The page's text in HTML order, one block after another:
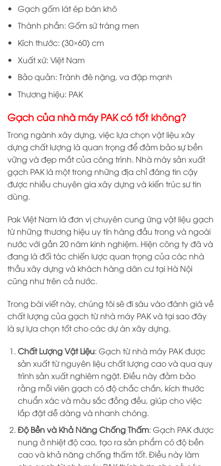
Gạch gốm lát ép bán khô
Thành phần: Gốm sứ tráng men
Kích thước: (30×60) cm
Xuất xứ: Việt Nam
Bảo quản: Tránh đè nặng, va đập mạnh
Thương hiệu: PAK
Gạch của nhà máy PAK có tốt không?
Trong ngành xây dựng, việc lựa chọn vật liệu xây
dựng chất lượng là quan trọng để đảm bảo sự bền
vững và đẹp mắt của công trình. Nhà máy sản xuất
gạch PAK là một trong những địa chỉ đáng tin cậy
được nhiều chuyên gia xây dựng và kiến trúc sư tin
dùng.
Pak Việt Nam là đơn vị chuyên cung ứng vật liệu gạch
từ những thương hiệu uy tín hàng đầu trong và ngoài
nước với gần 20 năm kinh nghiệm. Hiện công ty đã và
đang là đối tác chiến lược quan trọng của các nhà
thầu xây dựng và khách hàng dân cư tại Hà Nội
cũng như trên cả nước.
Trong bài viết này, chúng tôi sẽ đi sâu vào đánh giá về
chất lượng của gạch từ nhà máy PAK và tại sao đây
là sự lựa chọn tốt cho các dự án xây dựng.
Chất Lượng Vật Liệu: Gạch từ nhà máy PAK được
sản xuất từ nguyên liệu chất lượng cao và qua quy
trình sản xuất nghiêm ngặt. Điều này đảm bảo
rằng mỗi viên gạch có độ chắc chắn, kích thước
chuẩn xác và màu sắc đồng đều, giúp cho việc
lắp đặt dễ dàng và nhanh chóng.
Độ Bền và Khả Năng Chống Thấm: Gạch PAK được
nung ở nhiệt độ cao, tạo ra sản phẩm có độ bền
cao và khả năng chống thấm tốt. Điều này làm